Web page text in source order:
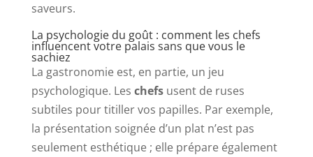
saveurs.
La psychologie du goût : comment les chefs
influencent votre palais sans que vous le
sachiez
La gastronomie est, en partie, un jeu
psychologique. Les chefsusent de ruses
subtiles pour titiller vos papilles. Par exemple,
la présentation soignée d’un plat n’est pas
seulement esthétique ; elle prépare également